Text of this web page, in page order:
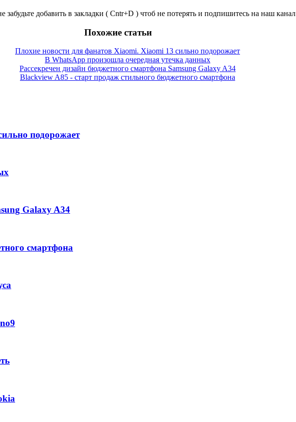
забудьте добавить в закладки ( Cntr+D ) чтоб не потерять и подпишитесь на наш канал
Похожие статьи
Плохие новости для фанатов Xiaomi. Xiaomi 13 сильно подорожает
В WhatsApp произошла очередная утечка данных
Рассекречен дизайн бюджетного смартфона Samsung Galaxy A34
Blackview A85 - старт продаж стильного бюджетного смартфона
подорожает
Galaxy A34
смартфона